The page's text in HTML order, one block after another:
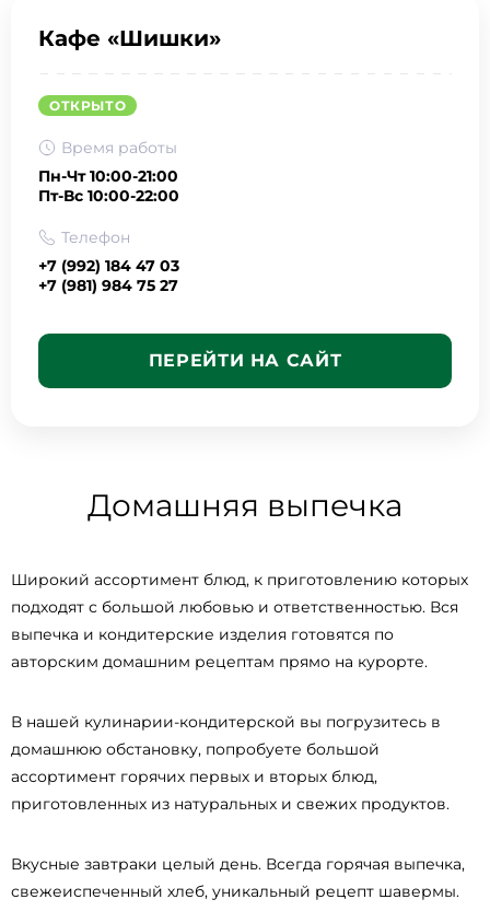
Кафе «Шишки»
ОТКРЫТО
Время работы
Пн-Чт 10:00-21:00
Пт-Вс 10:00-22:00
Телефон
+7 (992) 184 47 03
+7 (981) 984 75 27
ПЕРЕЙТИ НА САЙТ
Домашняя выпечка
Широкий ассортимент блюд, к приготовлению которых
подходят с большой любовью и ответственностью. Вся
выпечка и кондитерские изделия готовятся по
авторским домашним рецептам прямо на курорте.
В нашей кулинарии-кондитерской вы погрузитесь в
домашнюю обстановку, попробуете большой
ассортимент горячих первых и вторых блюд,
приготовленных из натуральных и свежих продуктов.
Вкусные завтраки целый день. Всегда горячая выпечка,
свежеиспеченный хлеб, уникальный рецепт шавермы.